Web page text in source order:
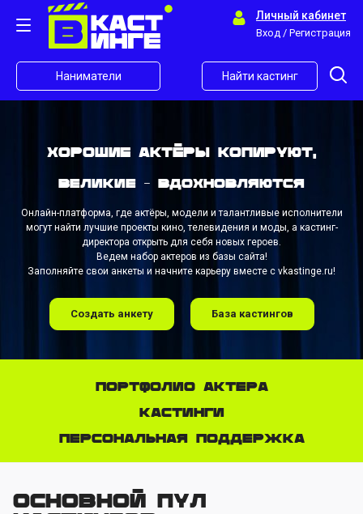
Личный кабинет
Вход / Регистрация
Наниматели Найти кастинг
Хорошие актёры копируют,
великие - вдохновляются
Онлайн-платформа, где актёры, модели и талантливые исполнители
могут найти лучшие проекты кино, телевидения и моды, а кастинг-
директора открыть для себя новых героев.
Ведем набор актеров из базы сайта!
Заполняйте свои анкеты и начните карьеру вместе с vkastinge.ru!
Создать анкету База кастингов
Портфолио актера
Кастинги
Персональная поддержка
Основной пул